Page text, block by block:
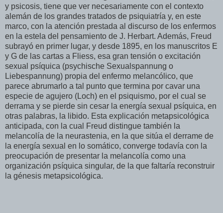
y psicosis, tiene que ver necesariamente con el contexto
alemán de los grandes tratados de psiquiatría y, en este
marco, con la atención prestada al discurso de los enfermos
en la estela del pensamiento de J. Herbart. Además, Freud
subrayó en primer lugar, y desde 1895, en los manuscritos E
y G de las cartas a Fliess, esa gran tensión o excitación
sexual psíquica (psychische Sexualspannung o
Liebespannung) propia del enfermo melancólico, que
parece abrumarlo a tal punto que termina por cavar una
especie de agujero (Loch) en el psiquismo, por el cual se
derrama y se pierde sin cesar la energía sexual psíquica, en
otras palabras, la libido. Esta explicación metapsicológica
anticipada, con la cual Freud distingue también la
melancolía de la neurastenia, en la que sitúa el derrame de
la energía sexual en lo somático, converge todavía con la
preocupación de presentar la melancolía como una
organización psíquica singular, de la que faltaría reconstruir
la génesis metapsicológica.